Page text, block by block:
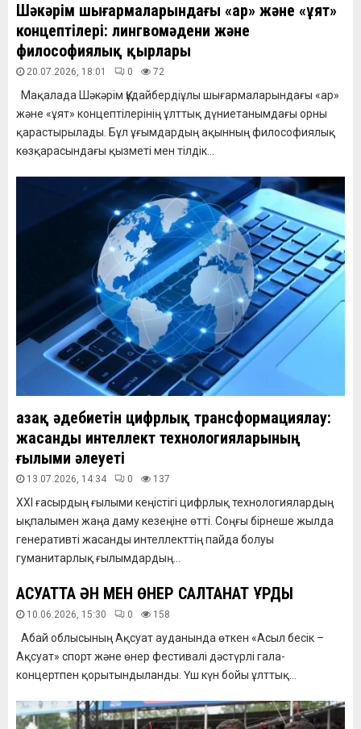
Шәкәрім шығармаларындағы «ар» және «ұят»
концептілері: лингвомәдени және
философиялық қырлары
20.07.2026, 18:01 0 72
Мақалада Шәкәрім Құдайбердіұлы шығармаларындағы «ар»
және «ұят» концептілерінің ұлттық дүниетанымдағы орны
қарастырылады. Бұл ұғымдардың ақынның философиялық
көзқарасындағы қызметі мен тілдік...
Қазақ әдебиетін цифрлық трансформациялау:
жасанды интеллект технологияларының
ғылыми әлеуеті
13.07.2026, 14:34 0 137
XXI ғасырдың ғылыми кеңістігі цифрлық технологиялардың
ықпалымен жаңа даму кезеңіне өтті. Соңғы бірнеше жылда
генеративті жасанды интеллекттің пайда болуы
гуманитарлық ғылымдардың...
АҚСУАТТА ӘН МЕН ӨНЕР САЛТАНАТ ҚҰРДЫ
10.06.2026, 15:30 0 158
Абай облысының Ақсуат ауданында өткен «Асыл бесік –
Ақсуат» спорт және өнер фестивалі дәстүрлі гала-
концертпен қорытындыланды. Үш күн бойы ұлттық...